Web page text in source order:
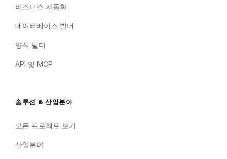
비즈니스 자동화
데이터베이스 빌더
양식 빌더
API 및 MCP
솔루션 & 산업분야
모든 프로젝트 보기
산업분야